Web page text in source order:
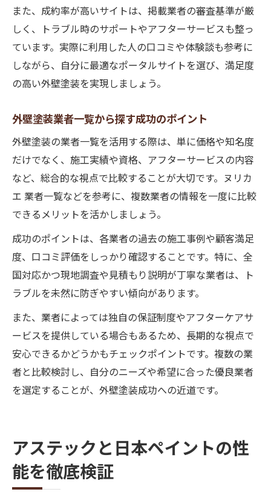
また、成約率が高いサイトは、掲載業者の審査基準が厳
しく、トラブル時のサポートやアフターサービスも整っ
ています。実際に利用した人の口コミや体験談も参考に
しながら、自分に最適なポータルサイトを選び、満足度
の高い外壁塗装を実現しましょう。
外壁塗装業者一覧から探す成功のポイント
外壁塗装の業者一覧を活用する際は、単に価格や知名度
だけでなく、施工実績や資格、アフターサービスの内容
など、総合的な視点で比較することが大切です。ヌリカ
エ 業者一覧などを参考に、複数業者の情報を一度に比較
できるメリットを活かしましょう。
成功のポイントは、各業者の過去の施工事例や顧客満足
度、口コミ評価をしっかり確認することです。特に、全
国対応かつ現地調査や見積もり説明が丁寧な業者は、ト
ラブルを未然に防ぎやすい傾向があります。
また、業者によっては独自の保証制度やアフターケアサ
ービスを提供している場合もあるため、長期的な視点で
安心できるかどうかもチェックポイントです。複数の業
者と比較検討し、自分のニーズや希望に合った優良業者
を選定することが、外壁塗装成功への近道です。
アステックと日本ペイントの性
能を徹底検証